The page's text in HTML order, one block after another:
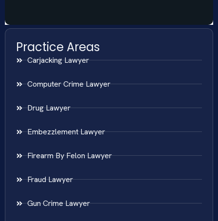
Practice Areas
Carjacking Lawyer
Computer Crime Lawyer
Drug Lawyer
Embezzlement Lawyer
Firearm By Felon Lawyer
Fraud Lawyer
Gun Crime Lawyer